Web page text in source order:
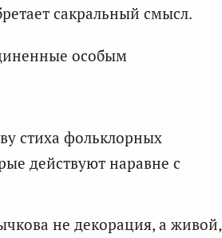
сакральный смысл.
особым
стиха фольклорных
действуют наравне с
не декорация, а живой,